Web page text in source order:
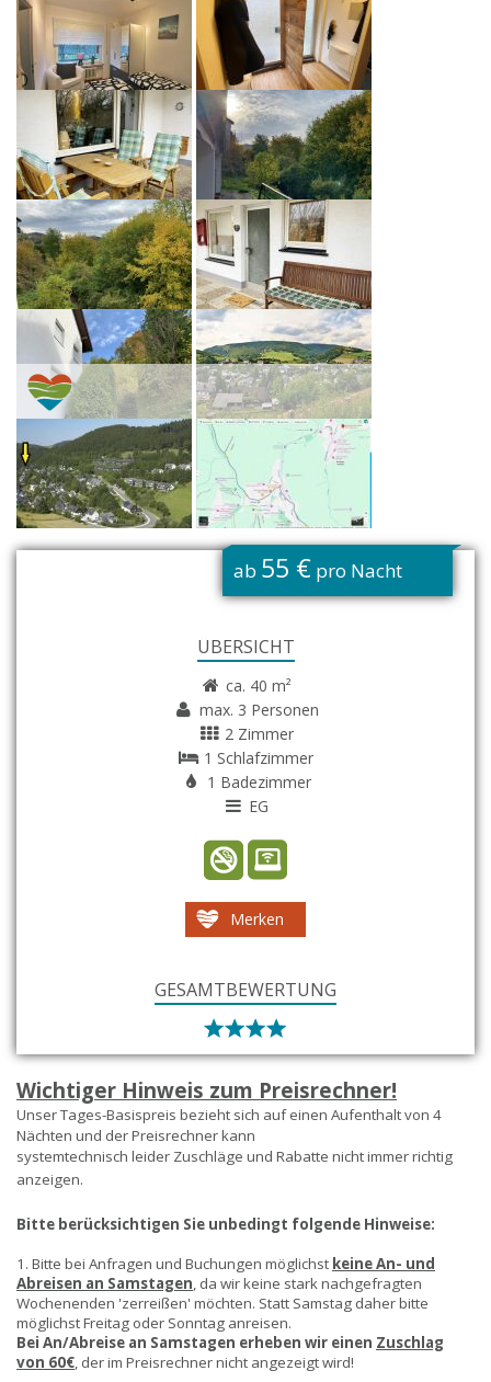
ab 55 € pro Nacht
ÜBERSICHT
ca. 40 m²
max. 3 Personen
2 Zimmer
1 Schlafzimmer
1 Badezimmer
EG
Merken
GESAMTBEWERTUNG
Wichtiger Hinweis zum Preisrechner!
Unser Tages-Basispreis bezieht sich auf einen Aufenthalt von 4
Nächten und der Preisrechner kann
systemtechnisch leider Zuschläge und Rabatte nicht immer richtig
anzeigen.
Bitte berücksichtigen Sie unbedingt folgende Hinweise:
1. Bitte bei Anfragen und Buchungen möglichst keine An- und
Abreisen an Samstagen, da wir keine stark nachgefragten
Wochenenden 'zerreißen' möchten. Statt Samstag daher bitte
möglichst Freitag oder Sonntag anreisen.
Bei An/Abreise an Samstagen erheben wir einen Zuschlag
von 60€, der im Preisrechner nicht angezeigt wird!